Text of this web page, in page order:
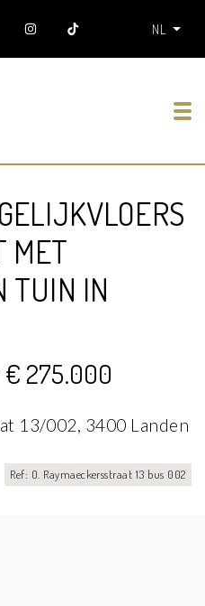
NL
MET
TUIN IN
275.000
13/002, 3400 Landen
Ref: O. Raymaeckersstraat 13 bus 002